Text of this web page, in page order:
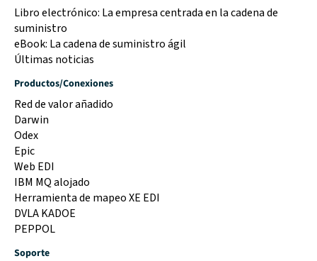
Libro electrónico: La empresa centrada en la cadena de
suministro
eBook: La cadena de suministro ágil
Últimas noticias
Productos/Conexiones
Red de valor añadido
Darwin
Odex
Epic
Web EDI
IBM MQ alojado
Herramienta de mapeo XE EDI
DVLA KADOE
PEPPOL
Soporte